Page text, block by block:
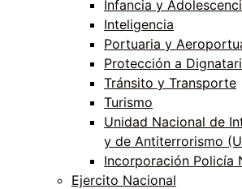
Infancia y
Inteligencia
Portuaria y
Protección a
Tránsito y Transporte
Turismo
Unidad Nacional de
y de Antiterrorismo
Incorporación Policía
Ejercito Nacional